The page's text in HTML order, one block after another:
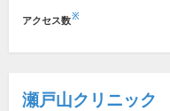
アクセス数※
瀬戸山クリニック